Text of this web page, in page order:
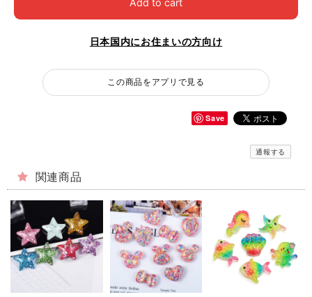
Add to cart
日本国内にお住まいの方向け
この商品をアプリで見る
Save
通報する
関連商品